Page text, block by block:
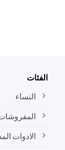
الفئات
النساء
الادوات